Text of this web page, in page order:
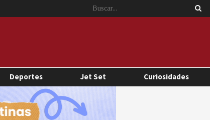
Deportes Jet Set Curiosidades